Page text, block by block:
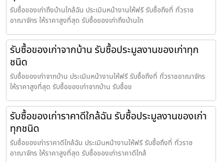
รับซื้อของเก่าถึงบ้านใกล้ฉัน ประเมินหน้างานให้ฟรี รับซื้อถึงที่ ทั่วราช
อาณาจักร ให้ราคาสูงที่สุด รับซื้อของเก่าถึงบ้านใก
รับซื้อของเก่าจากบ้าน รับซื้อประมูลงานของเก่าทุก
ชนิด
รับซื้อของเก่าจากบ้าน ประเมินหน้างานให้ฟรี รับซื้อถึงที่ ทั่วราชอาณาจักร
ให้ราคาสูงที่สุด รับซื้อของเก่าจากบ้าน รับซื้อข
รับซื้อของเก่าราคาดีใกล้ฉัน รับซื้อประมูลงานของเก่า
ทุกชนิด
รับซื้อของเก่าราคาดีใกล้ฉัน ประเมินหน้างานให้ฟรี รับซื้อถึงที่ ทั่วราช
อาณาจักร ให้ราคาสูงที่สุด รับซื้อของเก่าราคาดีใกล้